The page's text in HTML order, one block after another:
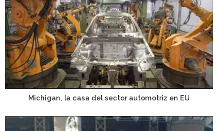
Michigan, la casa del sector automotriz en EU